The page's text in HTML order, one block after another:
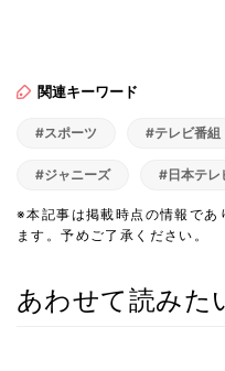
関連キーワード
#スポーツ #テレビ番組
#ジャニーズ #日本テレ
※本記事は掲載時点の情報であ
ます。予めご了承ください。
あわせて読みた